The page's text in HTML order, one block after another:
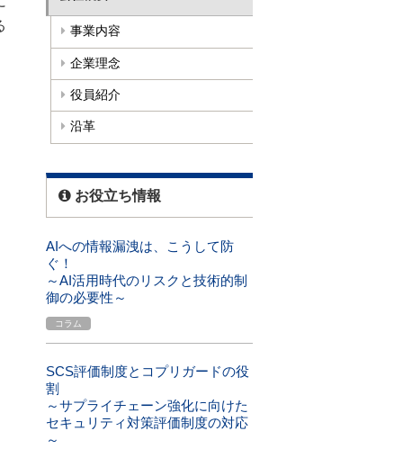
事業内容
企業理念
役員紹介
沿革
お役立ち情報
AIへの情報漏洩は、こうして防
ぐ！
～AI活用時代のリスクと技術的制
御の必要性～
コラム
SCS評価制度とコプリガードの役
割
～サプライチェーン強化に向けた
セキュリティ対策評価制度の対応
～